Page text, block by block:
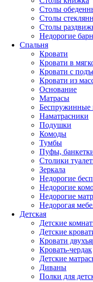
Столы
Столы
Столы
Недорогие
Спальня
Кровати
Кровати в
Кровати с
Кровати из
Основание
Матрасы
Беспружинные
Наматрасники
Подушки
Комоды
Тумбы
Пуфы,
Столики
Зеркала
Недорогие
Недорогие
Недорогие
Недорогая
Детская
Детские
Детские
Кровати
Кровать-чердак
Детские
Диваны
Полки для